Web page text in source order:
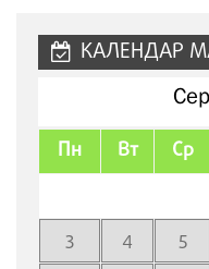
КАЛЕНДАР
Пн Вт Ср
3
4 5